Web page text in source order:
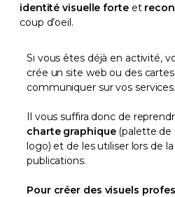
identité visuelle forteet
coup d’oeil.
Si vous êtes déjà en activité,
crée un site web ou des
communiquer sur vos services.
Il vous suffira donc de
charte graphique(palette de
logo) et de les utiliser lors de
publications.
Pour créer des visuels